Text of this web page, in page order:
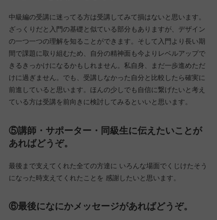
かった自分と比較するなら一つスキルアップできたと思うので受
講してよかったと思っています。
③特に印象に残っている思い出があれば教えて
ください。
デザイン力だと思います。 ズバ抜けたセンスはありませんが、美
的センスはある方だと思っていました。でもWEBデザインという
と思います。
④今後、中級編の受講を検討されている方にメ
ッセージをお願いします。
ざっくりだと入門の基礎と似ている部分もありますが、デザイン